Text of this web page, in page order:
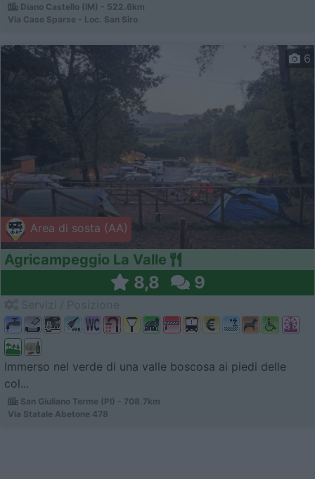
Diano Castello (IM) - 522.6km
Via Case Sparse - Loc. San Siro
Area di sosta (AA)
6
Agricampeggio La Valle
8,8 9
Immerso nel verde di una valle boscosa ai piedi delle
col...
San Giuliano Terme (PI) - 708.7km
Via Statale Abetone 478